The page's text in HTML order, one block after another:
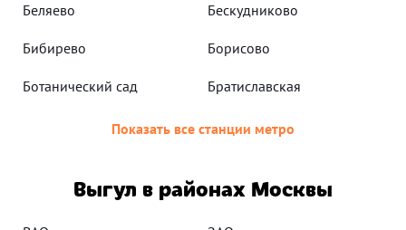
Беляево Бескудниково
Бибирево Борисово
Ботанический сад Братиславская
Показать все станции метро
Выгул в районах Москвы